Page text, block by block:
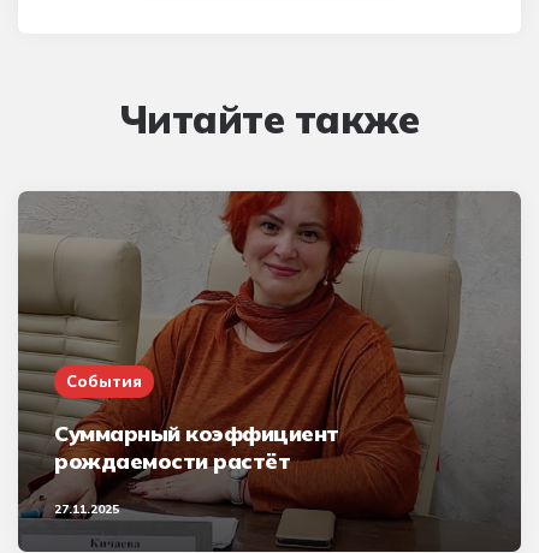
Читайте также
События
Суммарный коэффициент
рождаемости растёт
27.11.2025